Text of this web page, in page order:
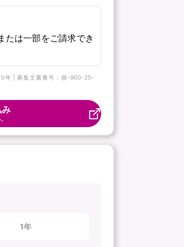
たは一部をご請求でき
年 | 募集文書番号：個-900-25-
み
1年